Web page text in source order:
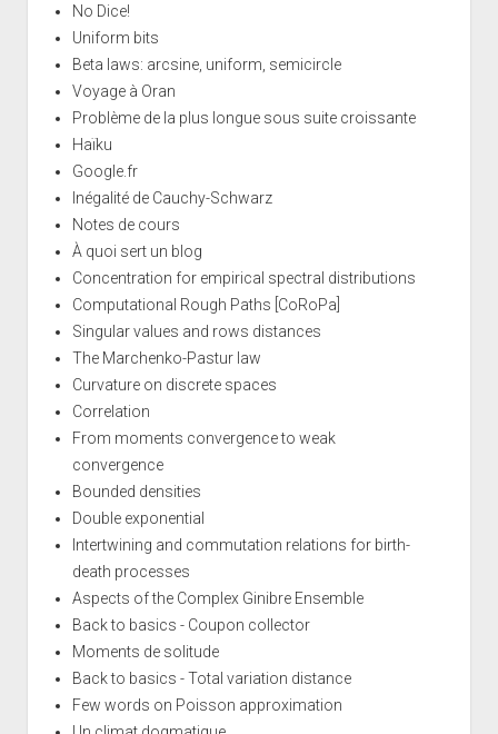
No Dice!
Uniform bits
Beta laws: arcsine, uniform, semicircle
Voyage à Oran
Problème de la plus longue sous suite croissante
Haïku
Google.fr
Inégalité de Cauchy-Schwarz
Notes de cours
À quoi sert un blog
Concentration for empirical spectral distributions
Computational Rough Paths [CoRoPa]
Singular values and rows distances
The Marchenko-Pastur law
Curvature on discrete spaces
Correlation
From moments convergence to weak
convergence
Bounded densities
Double exponential
Intertwining and commutation relations for birth-
death processes
Aspects of the Complex Ginibre Ensemble
Back to basics - Coupon collector
Moments de solitude
Back to basics - Total variation distance
Few words on Poisson approximation